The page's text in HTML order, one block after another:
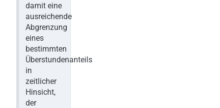
damit eine
ausreichende
Abgrenzung
eines
bestimmten
Überstundenanteils
in
zeitlicher
Hinsicht,
der